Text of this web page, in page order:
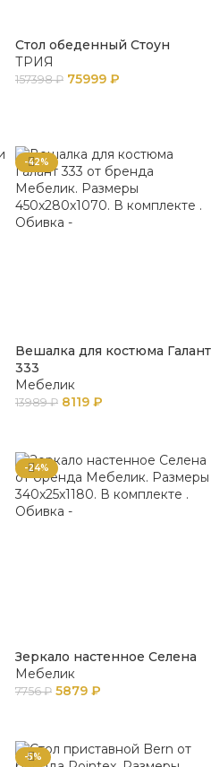
Стол обеденный Стоун
ТРИЯ
157398₽ 75999 ₽
-42%
Вешалка для костюма Галант
333
Мебелик
13989₽ 8119 ₽
-24%
Зеркало настенное Селена
Мебелик
7756₽ 5879 ₽
-5%